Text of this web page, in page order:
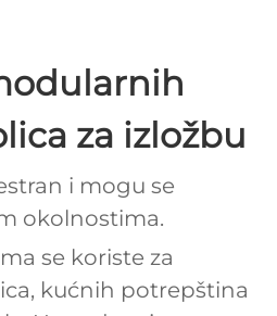
za izložbu
i mogu se
okolnostima.
se koriste za
kućnih potrepština